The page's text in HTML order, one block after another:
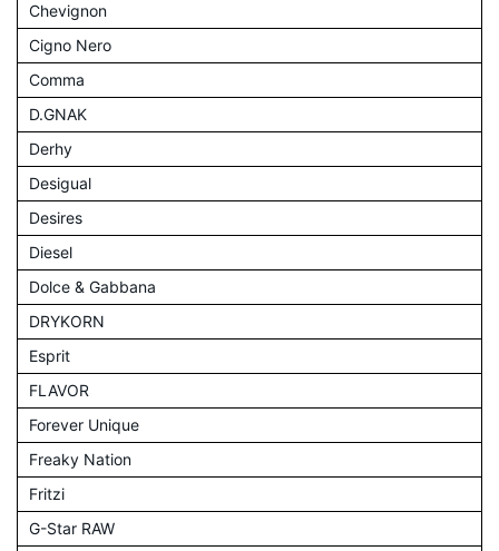
Chevignon
Cigno Nero
Comma
D.GNAK
Derhy
Desigual
Desires
Diesel
Dolce & Gabbana
DRYKORN
Esprit
FLAVOR
Forever Unique
Freaky Nation
Fritzi
G-Star RAW